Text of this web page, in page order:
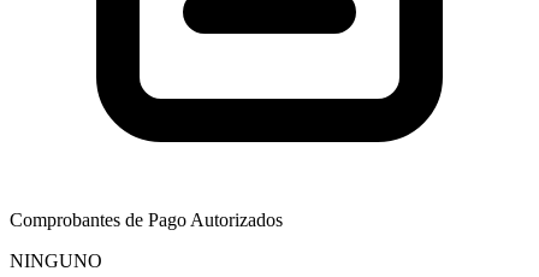
Comprobantes de Pago Autorizados
NINGUNO